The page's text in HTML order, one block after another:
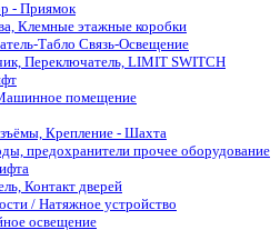
- Приямок
Клемные этажные коробки
Табло Связь-Освещение
Переключатель, LIMIT SWITCH
помещение
Крепление - Шахта
предохранители прочее оборудование
Контакт дверей
/ Натяжное устройство
освещение